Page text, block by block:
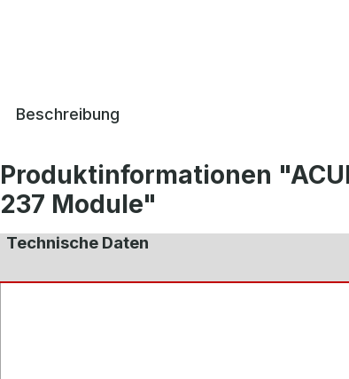
Beschreibung
Produktinformationen
237 Module"
Technische Daten